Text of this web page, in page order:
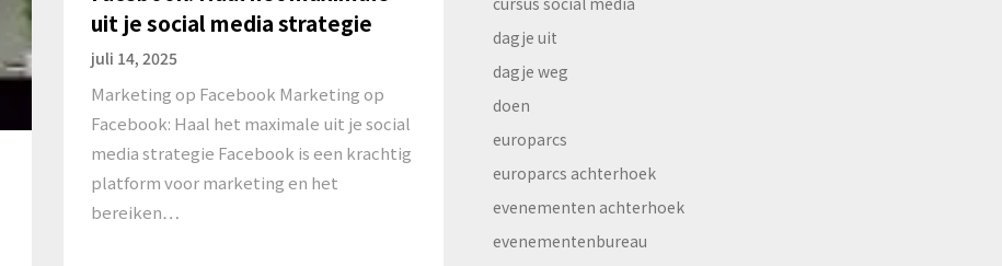
uit je social media strategie
juli 14, 2025
Marketing op Facebook Marketing op
Facebook: Haal het maximale uit je social
media strategie Facebook is een krachtig
platform voor marketing en het
bereiken…
dagje uit
dagje weg
doen
europarcs
europarcs achterhoek
evenementen achterhoek
evenementenbureau